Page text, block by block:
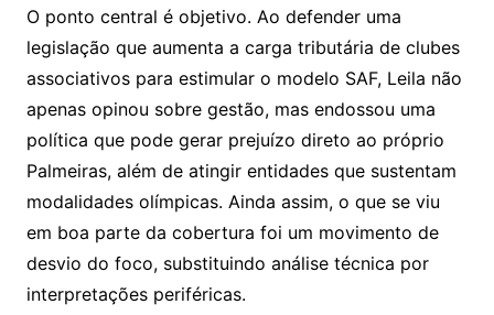
O ponto central é objetivo. Ao defender uma
legislação que aumenta a carga tributária de clubes
associativos para estimular o modelo SAF, Leila não
apenas opinou sobre gestão, mas endossou uma
política que pode gerar prejuízo direto ao próprio
Palmeiras, além de atingir entidades que sustentam
modalidades olímpicas. Ainda assim, o que se viu
em boa parte da cobertura foi um movimento de
desvio do foco, substituindo análise técnica por
interpretações periféricas.